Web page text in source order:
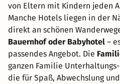
von Eltern mit Kindern jeden
Manche Hotels liegen in der
direkt an schönen
Bauernhof oder Babyhotel –
passendes Angebot. Die
ganzen Familie
die für Spaß, Abwechslung